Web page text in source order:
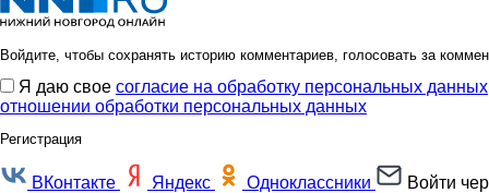
cornflour dina79
Войдите, чтобы сохранять историю комментариев, голосовать за
Я даю свое согласие на обработку персональных данных
отношении обработки персональных данных
Регистрация
ВКонтакте Яндекс Одноклассники Войти